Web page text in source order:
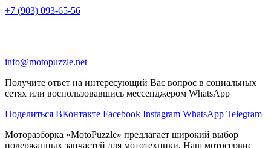
+7 (903) 093-65-56
info@motopuzzle.net
Получите ответ на интересующий Вас вопрос в социальных
сетях или воспользовавшись мессенджером WhatsApp
Поделиться ВКонтакте Facebook Instagram WhatsApp Telegram
Моторазборка «MotoPuzzle» предлагает широкий выбор
подержанных запчастей для мототехники. Наш мотосервис